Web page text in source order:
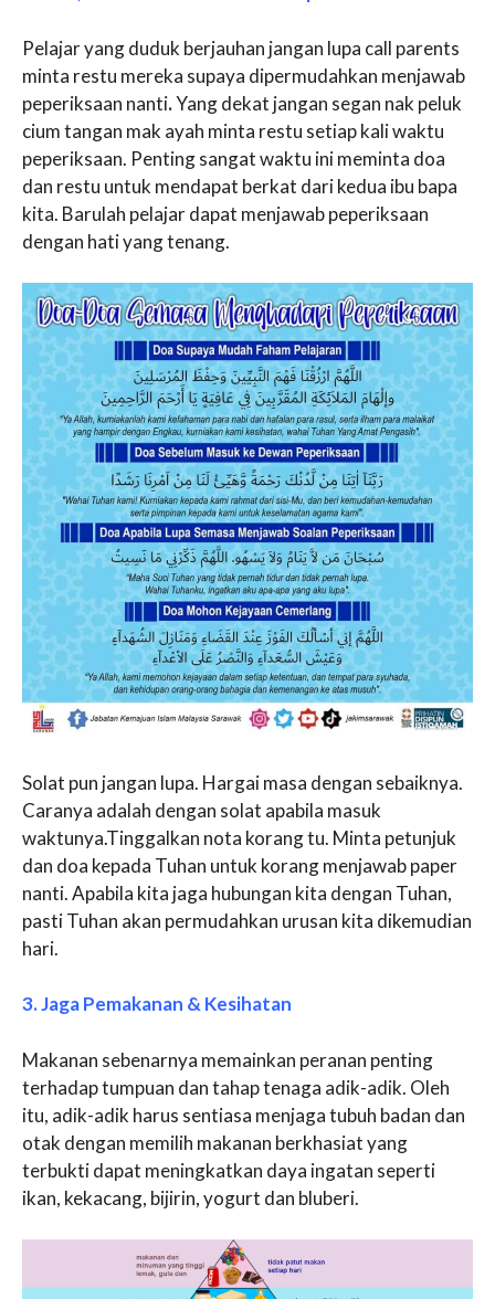
Pelajar yang duduk berjauhan jangan lupa call parents
minta restu mereka supaya dipermudahkan menjawab
peperiksaan nanti.Yang dekat jangan segan nak peluk
cium tangan mak ayah minta restu setiap kali waktu
peperiksaan. Penting sangat waktu ini meminta doa
dan restu untuk mendapat berkat dari kedua ibu bapa
kita. Barulah pelajar dapat menjawab peperiksaan
dengan hati yang tenang.
Solat pun jangan lupa. Hargai masa dengan sebaiknya.
Caranya adalah dengan solat apabila masuk
waktunya.Tinggalkan nota korang tu. Minta petunjuk
dan doa kepada Tuhan untuk korang menjawab paper
nanti. Apabila kita jaga hubungan kita dengan Tuhan,
pasti Tuhan akan permudahkan urusan kita dikemudian
hari.
3. Jaga Pemakanan & Kesihatan
Makanan sebenarnya memainkan peranan penting
terhadap tumpuan dan tahap tenaga adik-adik. Oleh
itu, adik-adik harus sentiasa menjaga tubuh badan dan
otak dengan memilih makanan berkhasiat yang
terbukti dapat meningkatkan daya ingatan seperti
ikan, kekacang, bijirin, yogurt dan bluberi.